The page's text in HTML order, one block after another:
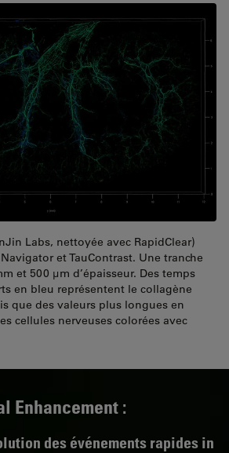
Labs, nettoyée avec RapidClear)
et TauContrast. Une tranche
et 500 µm d’épaisseur. Des temps
en bleu représentent le collagène
que des valeurs plus longues en
cellules nerveuses colorées avec
Enhancement :
des événements rapides in